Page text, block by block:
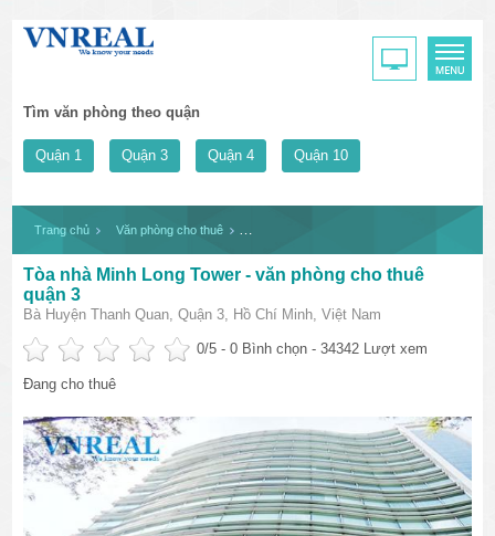
Tìm văn phòng theo quận
Quận 1 Quận 3 Quận 4 Quận 10
Trang chủ Văn phòng cho thuê
Tòa nhà Minh Long Tower - văn phòng cho thuê
quận 3
Bà Huyện Thanh Quan, Quận 3, Hồ Chí Minh, Việt Nam
0/5 -0 Bình chọn - 34342 Lượt xem
Đang cho thuê